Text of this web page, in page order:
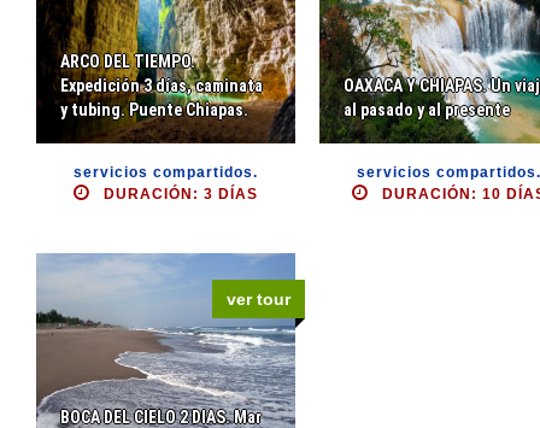
ARCO DEL TIEMPO.
Expedición 3 días, caminata
y tubing. Puente Chiapas.
servicios compartidos.
DURACIÓN: 3 DÍAS
OAXACA Y CHIAPAS. Un
al pasado y al presente
servicios compartidos.
DURACIÓN: 10
ver tour
BOCA DEL CIELO 2 DIAS. Mar